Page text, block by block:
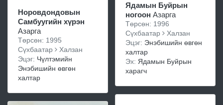
Норовдондовын
Самбуугийн хүрэн
Азарга
Төрсөн: 1995
Сүхбаатар
Халзан
Эцэг: Чүлтэмийн
Энэбишийн өвгөн
халтар
Ядамын Буйрын
ногоон Азарга
Төрсөн: 1996
Сүхбаатар
Халзан
Эцэг: Энэбишийн өвгөн
халтар
Эх: Ядамын Буйрын
харагч